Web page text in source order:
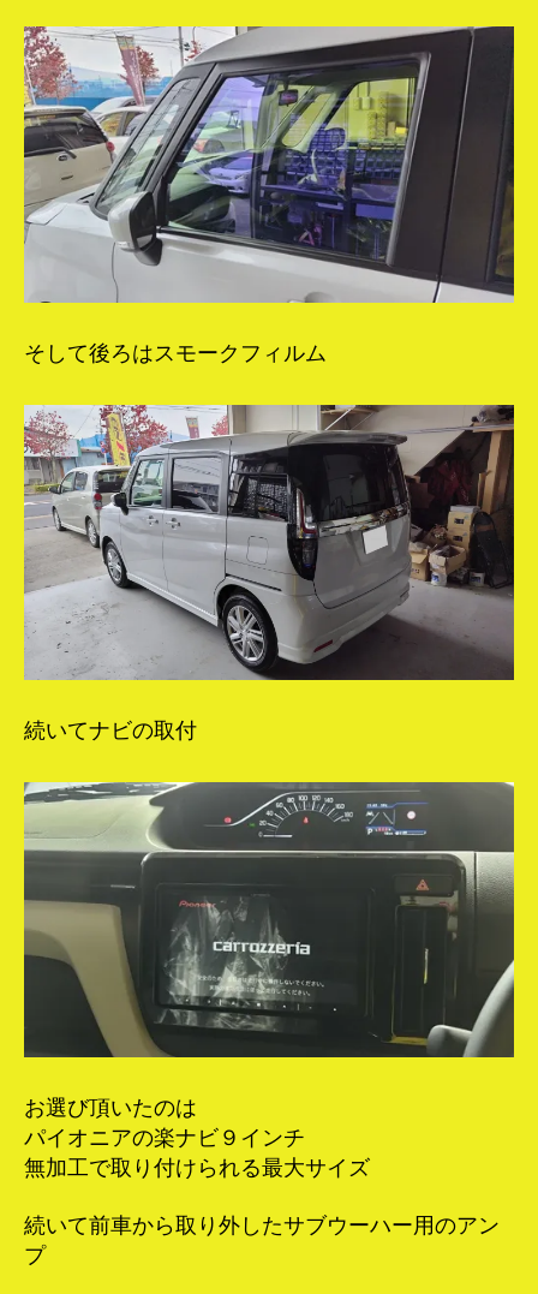
そして後ろはスモークフィルム
続いてナビの取付
お選び頂いたのは
パイオニアの楽ナビ９インチ
無加工で取り付けられる最大サイズ
続いて前車から取り外したサブウーハー用のアン
プ